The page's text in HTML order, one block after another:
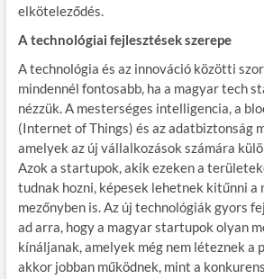
elköteleződés.
A technológiai fejlesztések szerepe
A technológia és az innováció közötti
mindennél fontosabb, ha a magyar tech
nézzük. A mesterséges intelligencia, a
(Internet of Things) és az adatbiztonság
amelyek az új vállalkozások számára
Azok a startupok, akik ezeken a
tudnak hozni, képesek lehetnek kitűnni a
mezőnyben is. Az új technológiák gyors
ad arra, hogy a magyar startupok olyan
kínáljanak, amelyek még nem léteznek a
akkor jobban működnek, mint a